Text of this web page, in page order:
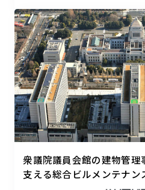
衆議院議員会館の建物管理
支える総合ビルメンテナン